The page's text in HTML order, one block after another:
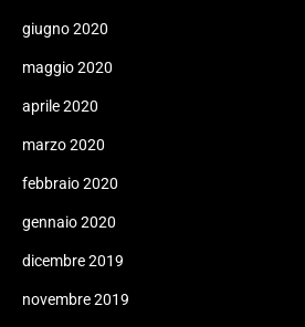
giugno 2020
maggio 2020
aprile 2020
marzo 2020
febbraio 2020
gennaio 2020
dicembre 2019
novembre 2019